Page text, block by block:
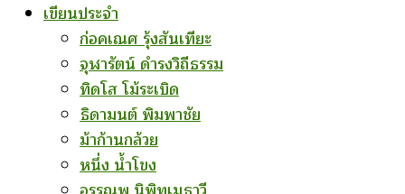
เขียนประจำ
ก่อคเณศ รุ้งสันเทียะ
จุฬารัตน์ ดำรงวิถีธรรม
ทิดโส โม้ระเบิด
ธิดามนต์ พิมพาชัย
ม้าก้านกล้วย
หนึ่ง น้ำโขง